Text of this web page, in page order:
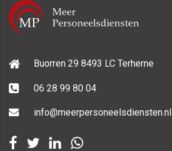
Buorren 29 8493 LC Terherne
06 28 99 80 04
info@meerpersoneelsdiensten.nl